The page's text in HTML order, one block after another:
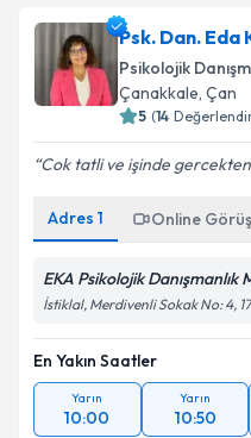
Psk. Dan. Eda
Psikolojik
Çanakkale, Çan
5 (14
Cok tatli ve işinde
Adres 1 Online
EKA Psikolojik Danışmanlık
İstiklal, Merdivenli Sokak No: 4,
En Yakın Saatler
Yarın
10:00
Yarın
10:50